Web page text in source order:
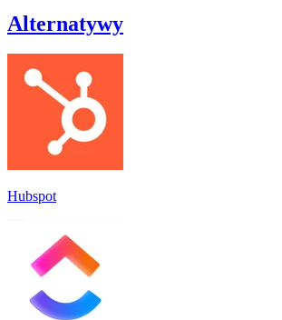
Alternatywy
Hubspot